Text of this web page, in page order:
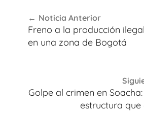
de
entradas
Noticia Anterior
Freno a la producción
en una zona de Bogotá
Golpe al crimen en
estructura